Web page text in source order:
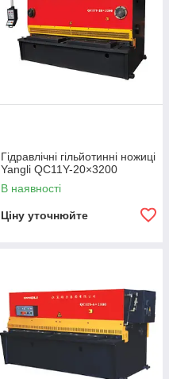
Гідравлічні гільйотинні ножиці
Yangli QC11Y-20×3200
В наявності
Ціну уточнюйте